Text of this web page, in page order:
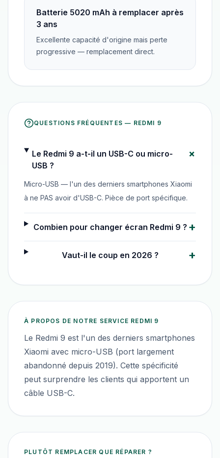
Batterie 5020 mAh à remplacer après
3 ans
Excellente capacité d'origine mais perte
progressive — remplacement direct.
QUESTIONS FRÉQUENTES — REDMI 9
Le Redmi 9 a-t-il un USB-C ou micro-
USB ?
+
Micro-USB — l'un des derniers smartphones Xiaomi
à ne PAS avoir d'USB-C. Pièce de port spécifique.
Combien pour changer écran Redmi 9 ? +
Vaut-il le coup en 2026 ? +
À PROPOS DE NOTRE SERVICE REDMI 9
Le Redmi 9 est l'un des derniers smartphones
Xiaomi avec micro-USB (port largement
abandonné depuis 2019). Cette spécificité
peut surprendre les clients qui apportent un
câble USB-C.
PLUTÔT REMPLACER QUE RÉPARER ?